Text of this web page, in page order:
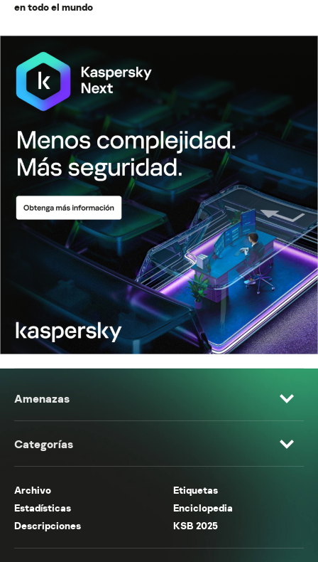
en todo el mundo
Amenazas
Categorías
Archivo
Etiquetas
Estadísticas
Enciclopedia
Descripciones
KSB 2025